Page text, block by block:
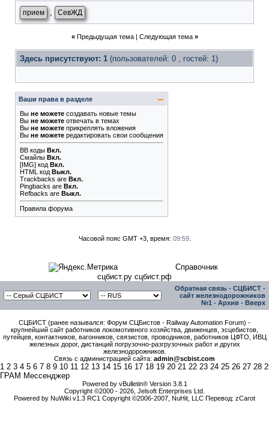
прием СевЖД
« Предыдущая тема| Следующая тема »
Здесь присутствуют: 1 (пользователей: 0 , гостей: 1)
Ваши права в разделе
Вы не можете создавать новые темы
Вы не можете отвечать в темах
Вы не можете прикреплять вложения
Вы не можете редактировать свои сообщения
BB коды Вкл.
Смайлы Вкл.
[IMG] код Вкл.
HTML код Выкл.
Trackbacks are Вкл.
Pingbacks are Вкл.
Refbacks are Выкл.
Правила форума
Часовой пояс GMT +3, время: 09:59.
Справочник
сцбист.ру сцбист.рф
Обратная связь - СЦБИСТ -
сайт железнодорожников
№1 - Архив - Вверх
СЦБИСТ (ранее назывался: Форум СЦБистов - Railway Automation Forum) -
крупнейший сайт работников локомотивного хозяйства, движенцев, эсцебистов,
путейцев, контактников, вагонников, связистов, проводников, работников ЦФТО, ИВЦ
железных дорог, дистанций погрузочно-разгрузочных работ и других
железнодорожников.
Связь с администрацией сайта: admin@scbist.com
1 2 3 4 5 6 7 8 9 10 11 12 13 14 15 16 17 18 19 20 21 22 23 24 25 26 27 28
ГРАМ Мессенджер
Powered by vBulletin® Version 3.8.1
Copyright ©2000 - 2026, Jelsoft Enterprises Ltd.
Powered by NuWiki v1.3 RC1 Copyright ©2006-2007, NuHit, LLC Перевод: zCarot